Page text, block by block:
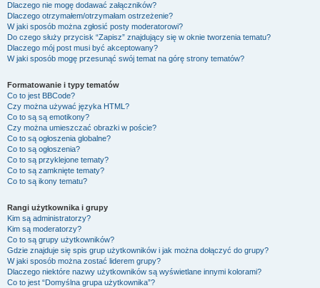
Dlaczego nie mogę dodawać załączników?
Dlaczego otrzymałem/otrzymałam ostrzeżenie?
W jaki sposób można zgłosić posty moderatorowi?
Do czego służy przycisk “Zapisz” znajdujący się w oknie tworzenia tematu?
Dlaczego mój post musi być akceptowany?
W jaki sposób mogę przesunąć swój temat na górę strony tematów?
Formatowanie i typy tematów
Co to jest BBCode?
Czy można używać języka HTML?
Co to są są emotikony?
Czy można umieszczać obrazki w poście?
Co to są ogłoszenia globalne?
Co to są ogłoszenia?
Co to są przyklejone tematy?
Co to są zamknięte tematy?
Co to są ikony tematu?
Rangi użytkownika i grupy
Kim są administratorzy?
Kim są moderatorzy?
Co to są grupy użytkowników?
Gdzie znajduje się spis grup użytkowników i jak można dołączyć do grupy?
W jaki sposób można zostać liderem grupy?
Dlaczego niektóre nazwy użytkowników są wyświetlane innymi kolorami?
Co to jest “Domyślna grupa użytkownika”?